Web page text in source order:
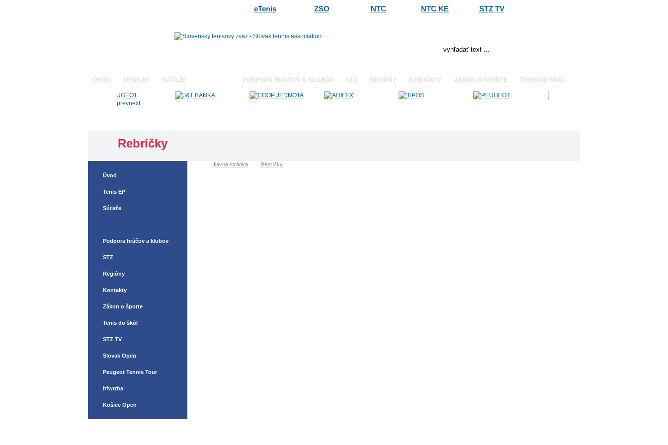
prevnext
Rebríčky
Hlavná stránka
Rebríčky
Úvod
Tenis EP
Súťaže
Podpora hráčov a klubov
STZ
Regióny
Kontakty
Zákon o športe
Tenis do škôl
STZ TV
Slovak Open
Peugeot Tennis Tour
Itfwttba
Košice Open
eTenis ZSO NTC NTC KE STZ TV
ÚVOD TENIS EP SÚŤAŽE PODPORA HRÁČOV A KLUBOV STZ REGIÓNY KONTAKTY ZÁKON O ŠPORTE TENIS DO ŠKÔL